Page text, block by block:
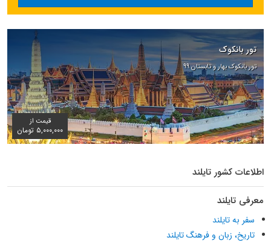
تور بانکوک
تور بانکوک بهار و تابستان ۹۹
قیمت از
۵,۰۰۰,۰۰۰ تومان
اطلاعات کشور تایلند
معرفی تایلند
سفر به تایلند
تاریخ، زبان و فرهنگ تایلند